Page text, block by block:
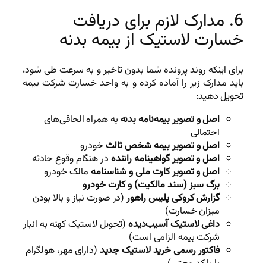
6. مدارک لازم برای دریافت
خسارت لاستیک از بیمه بدنه
برای اینکه روند پرونده شما بدون تاخیر و به سرعت طی شود،
باید مدارک زیر را آماده کرده و به واحد خسارت شرکت بیمه
تحویل دهید:
اصل و تصویر بیمه‌نامه بدنهبه همراه الحاقی‌های
احتمالی
اصل و تصویر بیمه شخص ثالثخودرو
اصل و تصویر گواهینامه رانندهدر هنگام وقوع حادثه
اصل و تصویر کارت ملی و شناسنامهمالک خودرو
برگ سبز (سند مالکیت) و کارت خودرو
گزارش کروکی پلیس راهور(در صورت نیاز و بالا بودن
میزان خسارت)
داغی لاستیک آسیب‌دیده(تحویل لاستیک کهنه به انبار
شرکت بیمه الزامی است)
فاکتور رسمی خرید لاستیک جدید(دارای مهر، هولگرام